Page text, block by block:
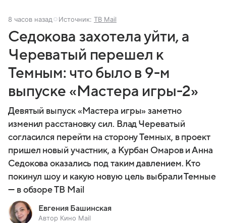
8 часов назад Источник: ТВ Mail
Седокова захотела уйти, а
Череватый перешел к
Темным: что было в 9-м
выпуске «Мастера игры-2»
Девятый выпуск «Мастера игры» заметно
изменил расстановку сил. Влад Череватый
согласился перейти на сторону Темных, в проект
пришел новый участник, а Курбан Омаров и Анна
Седокова оказались под таким давлением. Кто
покинул шоу и какую новую цель выбрали Темные
— в обзоре ТВ Mail
Евгения Башинская
Автор Кино Mail